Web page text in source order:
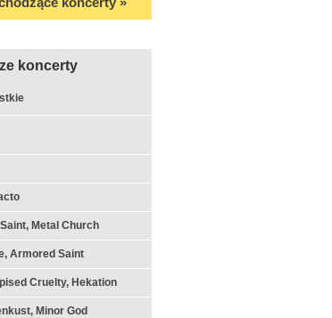
koncerty
Metal Church
Armored Saint
Cruelty, Hekation
Minor God